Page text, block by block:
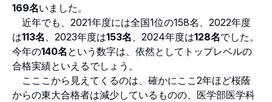
169名いました。
近年でも、2021年度には全国1位の158名、2022年度
は113名 、2023年度は153名 、2024年度は128名でした。
今年の140名 という数字は、依然としてトップレベルの
合格実績といえるでしょう。
こここから見えてくるのは、確かにここ2年ほど桜蔭
からの東大合格者は減少しているものの、医学部医学科